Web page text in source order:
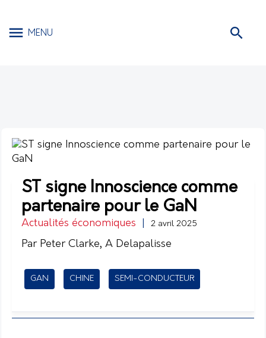
MENU
ST signe Innoscience comme
partenaire pour le GaN
Actualités économiques 2 avril 2025
Par Peter Clarke, A Delapalisse
GAN CHINE SEMI-CONDUCTEUR